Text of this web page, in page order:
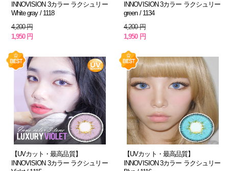
INNOVISION 3カラー ラクシュリー
White gray / 1118
4,200 円
1,950 円
INNOVISION 3カラー ラクシュリー
green / 1134
4,200 円
1,950 円
【UVカット・最高品質】
INNOVISION 3カラー ラクシュリー
【UVカット・最高品質】
INNOVISION 3カラー ラクシュリー